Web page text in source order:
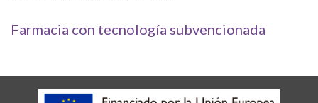
Farmacia con tecnología subvencionada